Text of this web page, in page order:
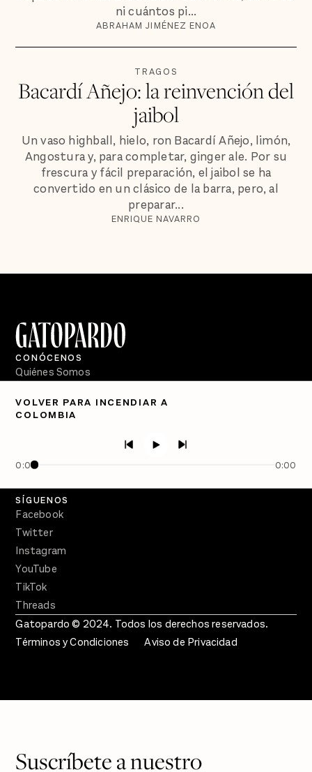
ni cuántos pi...
ABRAHAM JIMÉNEZ ENOA
TRAGOS
Bacardí Añejo: la reinvención del
jaibol
Un vaso highball, hielo, ron Bacardí Añejo, limón,
Angostura y, para completar, ginger ale. Por su
frescura y fácil preparación, el jaibol se ha
convertido en un clásico de la barra, pero, al
preparar...
ENRIQUE NAVARRO
VOLVER PARA INCENDIAR A
COLOMBIA
0:00 0:00
CONÓCENOS
Quiénes Somos
PÓDCASTS
Crecer en Distopía
SÍGUENOS
Facebook
Twitter
Instagram
YouTube
TikTok
Threads
Gatopardo © 2024. Todos los derechos reservados.
Términos y Condiciones
Aviso de Privacidad
Suscríbete a nuestro